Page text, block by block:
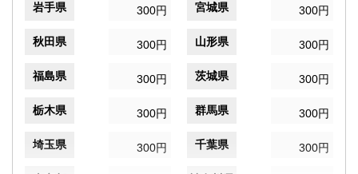
岩手県 300円 宮城県 300円
秋田県 300円 山形県 300円
福島県 300円 茨城県 300円
栃木県 300円 群馬県 300円
埼玉県 300円 千葉県 300円